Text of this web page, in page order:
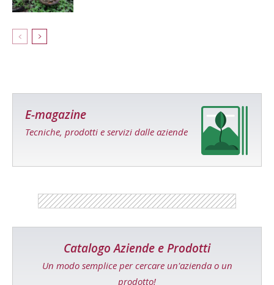
E-magazine
Tecniche, prodotti e servizi dalle aziende
Catalogo Aziende e Prodotti
Un modo semplice per cercare un'azienda o un
prodotto!